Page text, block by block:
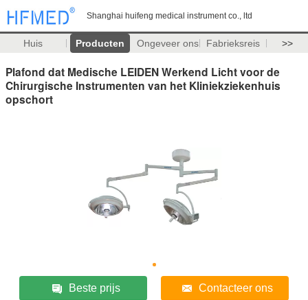
Shanghai huifeng medical instrument co., ltd
Huis Producten Ongeveer ons Fabrieksreis >>
Plafond dat Medische LEIDEN Werkend Licht voor de
Chirurgische Instrumenten van het Kliniekziekenhuis
opschort
Beste prijs Contacteer ons